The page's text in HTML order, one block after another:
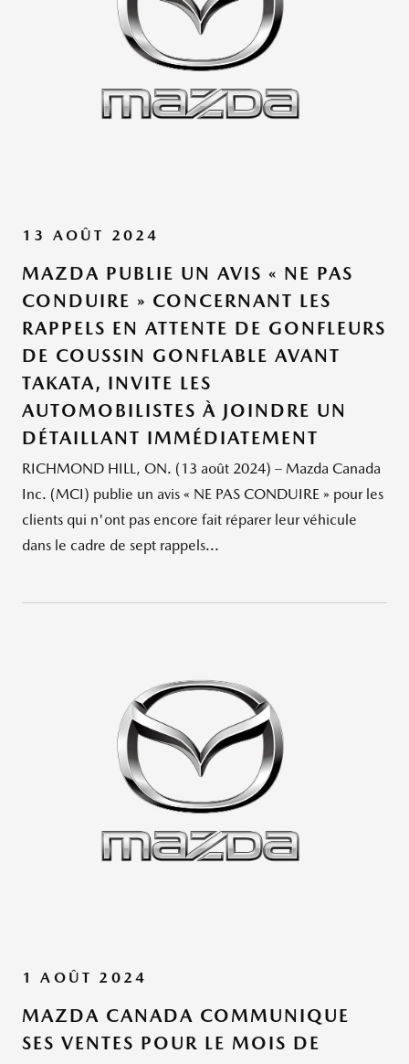
13 AOÛT 2024
MAZDA PUBLIE UN AVIS « NE PAS
CONDUIRE » CONCERNANT LES
RAPPELS EN ATTENTE DE GONFLEURS
DE COUSSIN GONFLABLE AVANT
TAKATA, INVITE LES
AUTOMOBILISTES À JOINDRE UN
DÉTAILLANT IMMÉDIATEMENT
RICHMOND HILL, ON. (13 août 2024) – Mazda Canada
Inc. (MCI) publie un avis « NE PAS CONDUIRE » pour les
clients qui n'ont pas encore fait réparer leur véhicule
dans le cadre de sept rappels...
1 AOÛT 2024
MAZDA CANADA COMMUNIQUE
SES VENTES POUR LE MOIS DE